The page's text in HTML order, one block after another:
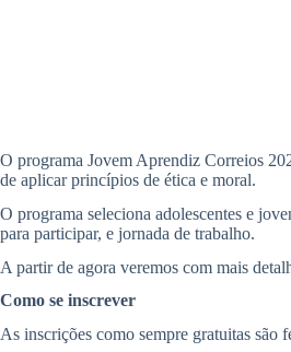
O programa Jovem Aprendiz Correios
de aplicar princípios de ética e moral.
O programa seleciona adolescentes e
para participar, e jornada de trabalho.
A partir de agora veremos com mais
Como se inscrever
As inscrições como sempre gratuitas são